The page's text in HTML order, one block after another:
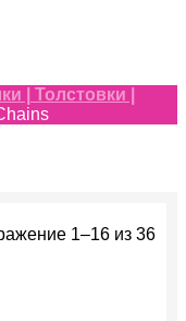
| Толстовки |
1–16 из 36